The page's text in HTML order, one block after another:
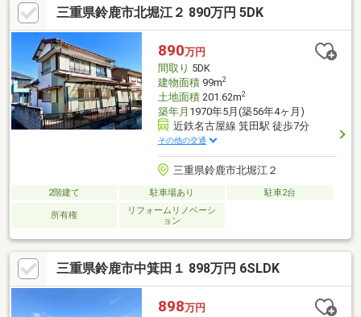
三重県鈴鹿市北堀江２ 890万円 5DK
890万円
間取り 5DK
建物面積99m2
土地面積201.62m2
築年月 1970年5月(築56年4ヶ月)
近鉄名古屋線 箕田駅 徒歩7分
その他の交通
三重県鈴鹿市北堀江２
2階建て 駐車場あり 駐車2台
所有権
リフォームリノベーシ
ョン
三重県鈴鹿市中箕田１ 898万円 6SLDK
898万円